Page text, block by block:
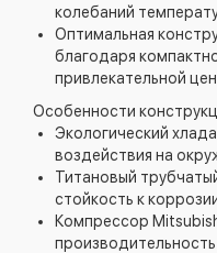
колебаний
Оптимальная
благодаря
привлекательной
Особенности
Экологический
воздействия на
Титановый
стойкость к
Компрессор